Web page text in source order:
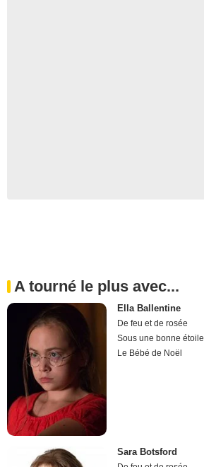
A tourné le plus avec...
Ella Ballentine
De feu et de rosée
Sous une bonne étoile
Le Bébé de Noël
Sara Botsford